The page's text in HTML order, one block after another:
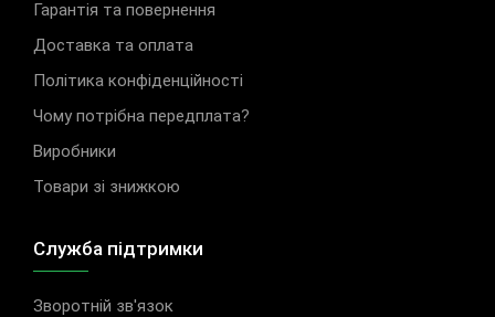
Гарантія та повернення
Доставка та оплата
Політика конфіденційності
Чому потрібна передплата?
Виробники
Товари зі знижкою
Служба підтримки
Зворотній зв'язок